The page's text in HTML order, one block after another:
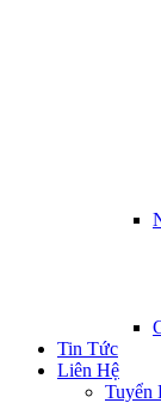
Tin Tức
Liên Hệ
Tuyển